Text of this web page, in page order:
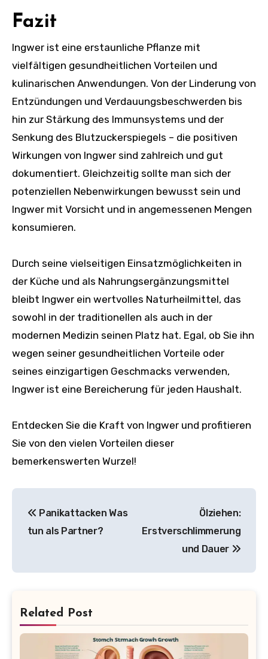
Fazit
Ingwer ist eine erstaunliche Pflanze mit
vielfältigen gesundheitlichen Vorteilen und
kulinarischen Anwendungen. Von der Linderung von
Entzündungen und Verdauungsbeschwerden bis
hin zur Stärkung des Immunsystems und der
Senkung des Blutzuckerspiegels – die positiven
Wirkungen von Ingwer sind zahlreich und gut
dokumentiert. Gleichzeitig sollte man sich der
potenziellen Nebenwirkungen bewusst sein und
Ingwer mit Vorsicht und in angemessenen Mengen
konsumieren.
Durch seine vielseitigen Einsatzmöglichkeiten in
der Küche und als Nahrungsergänzungsmittel
bleibt Ingwer ein wertvolles Naturheilmittel, das
sowohl in der traditionellen als auch in der
modernen Medizin seinen Platz hat. Egal, ob Sie ihn
wegen seiner gesundheitlichen Vorteile oder
seines einzigartigen Geschmacks verwenden,
Ingwer ist eine Bereicherung für jeden Haushalt.
Entdecken Sie die Kraft von Ingwer und profitieren
Sie von den vielen Vorteilen dieser
bemerkenswerten Wurzel!
navigation
Panikattacken Was
tun als Partner?
Ölziehen:
Erstverschlimmerung
und Dauer
Related Post